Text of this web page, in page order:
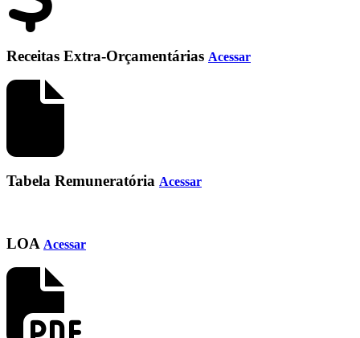
Receitas Extra-Orçamentárias Acessar
Tabela Remuneratória Acessar
LOA Acessar